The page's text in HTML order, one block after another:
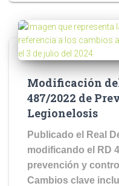
Modificación
487/2022 de
Legionelosis
Publicado el Real
modificando el RD
prevención y
Cambios clave